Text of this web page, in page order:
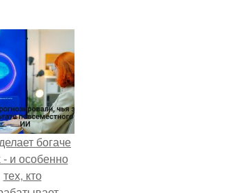
богаче
- и особенно
тех, кто